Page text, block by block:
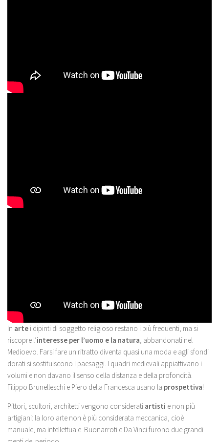
In arte i dipinti di soggetto religioso restano i più frequenti, ma si
riscopre l’interesse per l’uomo e la natura, abbandonati nel
Medioevo. Farsi fare un ritratto diventa quasi una moda e agli sfondi
dorati si sostituiscono i paesaggi. I quadri medievali appiattivano i
volumi e non davano il senso della distanza e della profondità.
Filippo Brunelleschi e Piero della Francesca usano la prospettiva!
Pittori, scultori, architetti vengono considerati artisti e non più
artigiani: la loro arte non è più considerata meccanica, cioè
manuale, ma intellettuale. Buonarroti e Da Vinci furono due grandi